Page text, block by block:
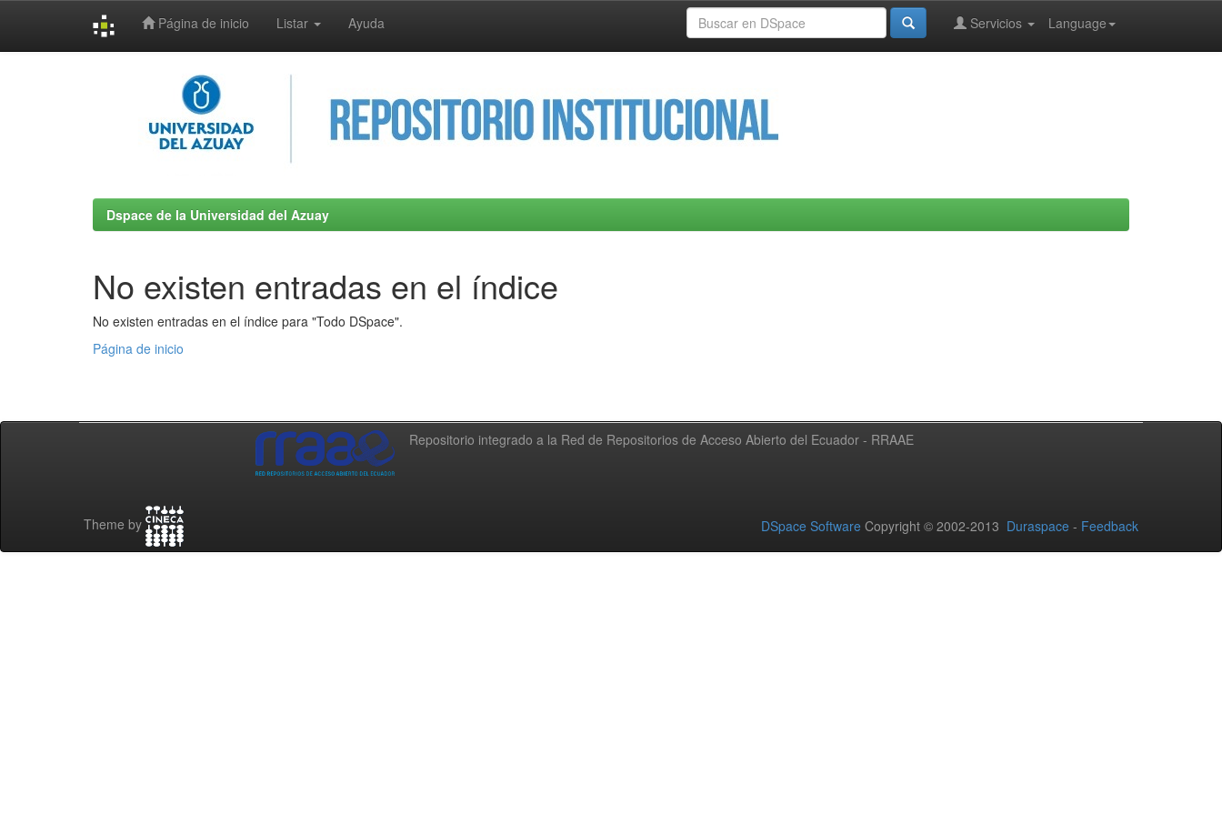
Página de inicio Listar Ayuda Language
Servicios
Dspace de la Universidad del Azuay
No existen entradas en el índice
No existen entradas en el índice para "Todo DSpace".
Página de inicio
Repositorio integrado a la Red de Repositorios de Acceso Abierto del Ecuador - RRAAE
Theme by DSpace Software Copyright © 2002-2013 Duraspace - Feedback